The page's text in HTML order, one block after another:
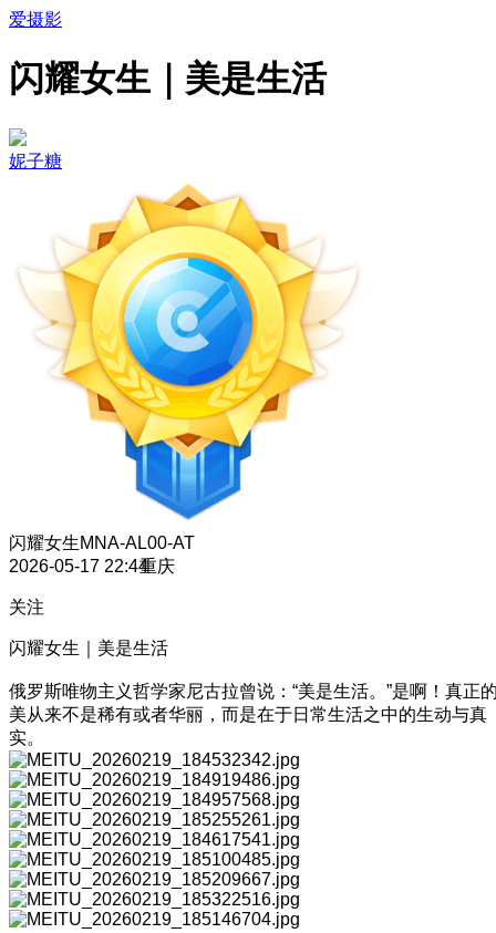
爱摄影
闪耀女生｜美是生活
妮子糖
闪耀女生MNA-AL00-AT
2026-05-17 22:44重庆
关注
闪耀女生｜美是生活
俄罗斯唯物主义哲学家尼古拉曾说：“美是生活。”是啊！真正
美从来不是稀有或者华丽，而是在于日常生活之中的生动与真
实。